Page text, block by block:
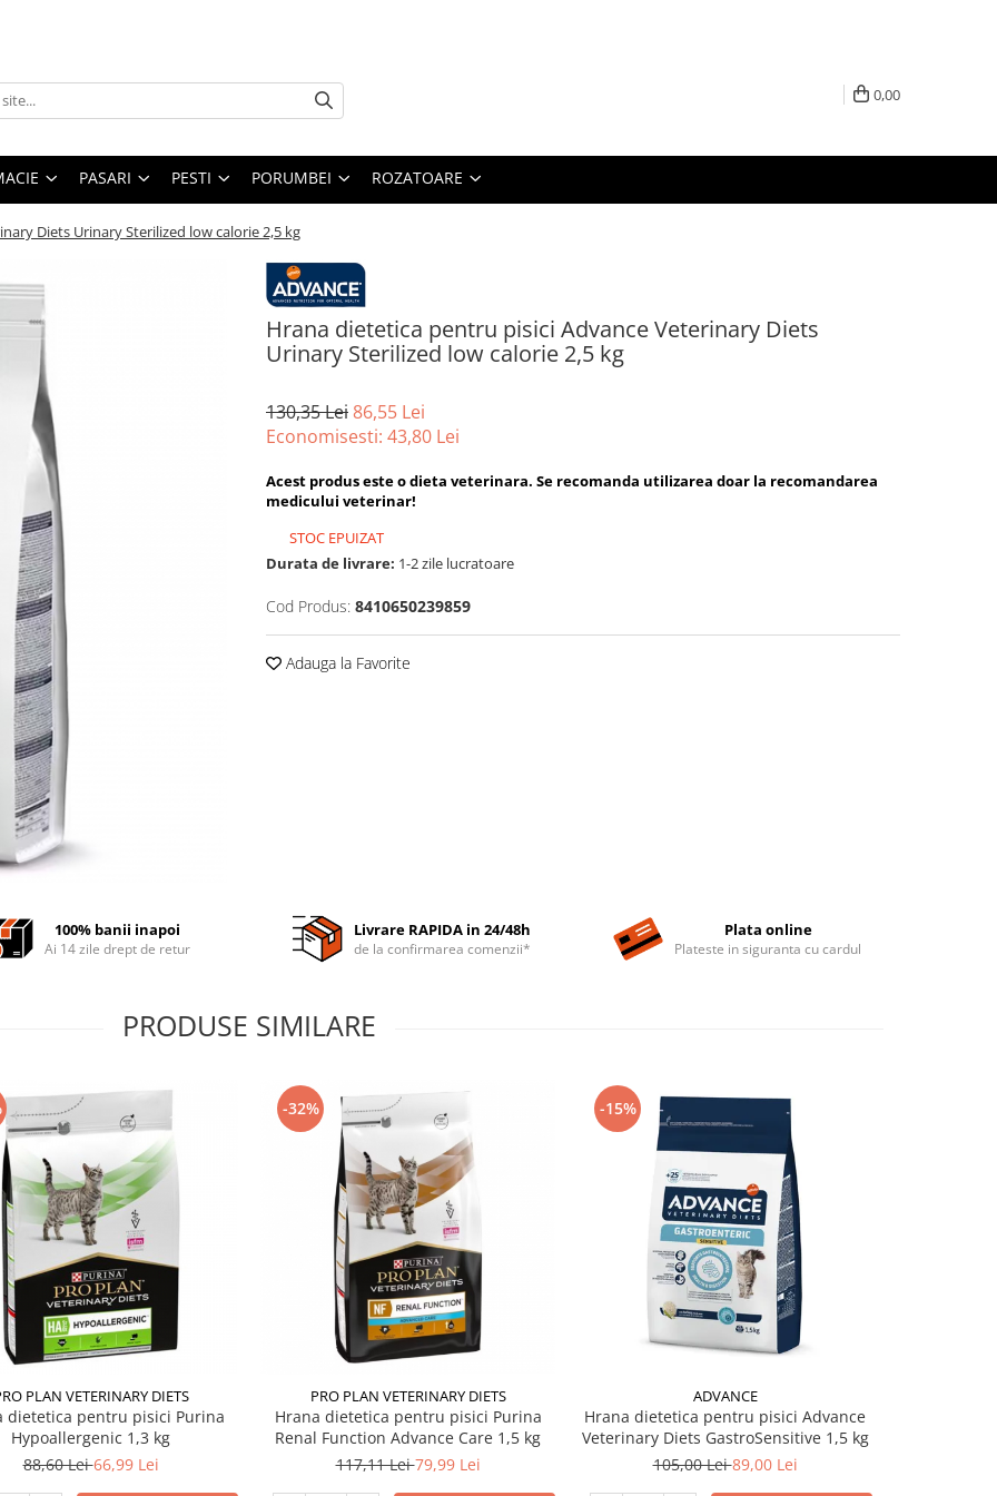
0,00
PASARI PESTI PORUMBEI ROZATOARE
Diets Urinary Sterilized low calorie 2,5 kg
Hrana dietetica pentru pisici Advance Veterinary Diets
Urinary Sterilized low calorie 2,5 kg
130,35 Lei86,55 Lei
Economisesti: 43,80 Lei
Acest produs este o dieta veterinara. Se recomanda utilizarea doar la recomandarea
medicului veterinar!
STOC EPUIZAT
Durata de livrare: 1-2 zile lucratoare
Cod Produs: 8410650239859
Adauga la Favorite
100% banii inapoi
Ai 14 zile drept de retur
Livrare RAPIDA in 24/48h
de la confirmarea comenzii*
Plata online
Plateste in siguranta cu cardul
PRODUSE SIMILARE
PLAN VETERINARY DIETS
dietetica pentru pisici Purina
Hypoallergenic 1,3 kg
88,60 Lei66,99 Lei
-32%
PRO PLAN VETERINARY DIETS
Hrana dietetica pentru pisici Purina
Renal Function Advance Care 1,5 kg
117,11 Lei79,99 Lei
-15%
ADVANCE
Hrana dietetica pentru pisici Advance
Veterinary Diets GastroSensitive 1,5 kg
105,00 Lei89,00 Lei